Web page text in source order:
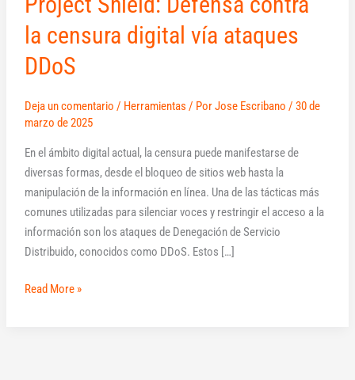
la censura digital vía ataques
DDoS
Deja un comentario / Herramientas / PorJose Escribano / 30 de
marzo de 2025
En el ámbito digital actual, la censura puede manifestarse de
diversas formas, desde el bloqueo de sitios web hasta la
manipulación de la información en línea. Una de las tácticas más
comunes utilizadas para silenciar voces y restringir el acceso a la
información son los ataques de Denegación de Servicio
Distribuido, conocidos como DDoS. Estos […]
Read More »